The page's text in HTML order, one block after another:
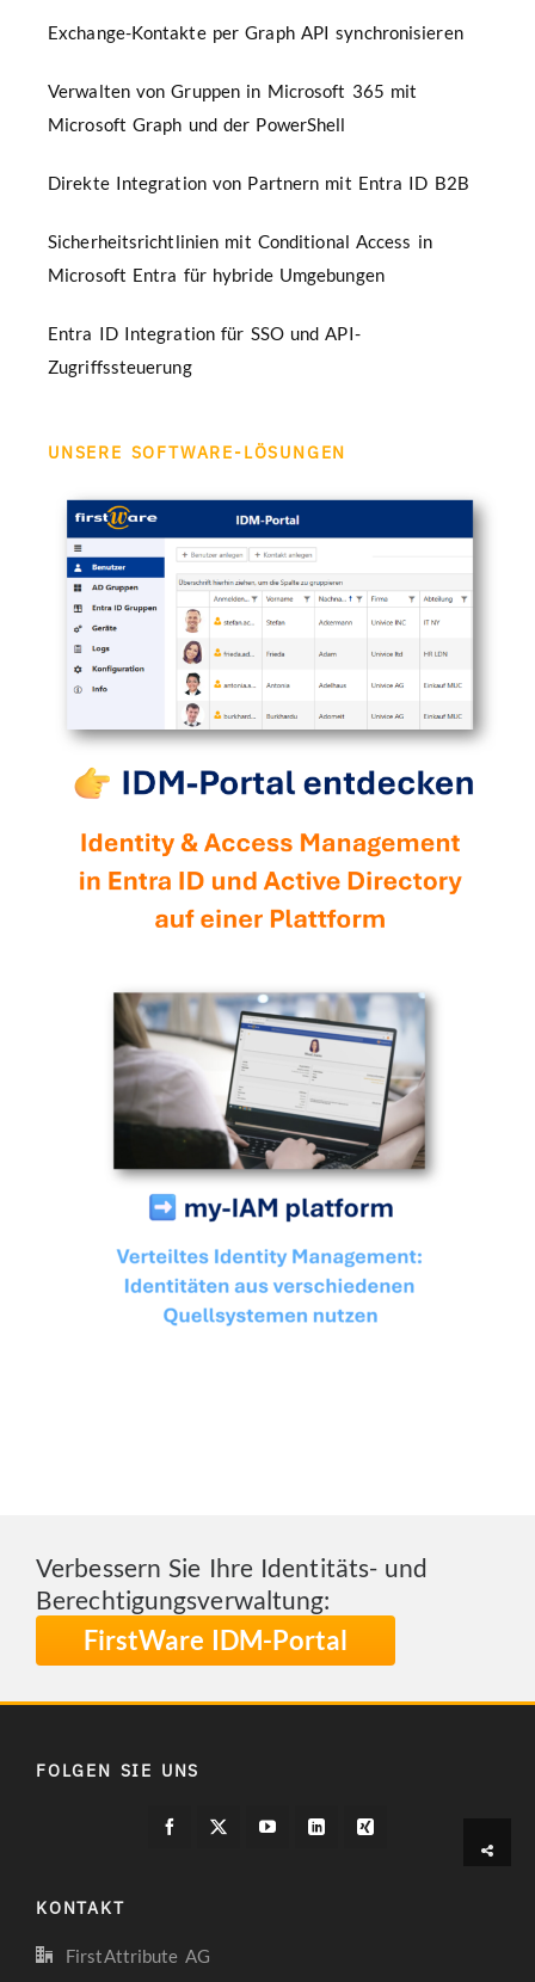
Exchange-Kontakte per Graph API synchronisieren
Verwalten von Gruppen in Microsoft 365 mit
Microsoft Graph und der PowerShell
Direkte Integration von Partnern mit Entra ID B2B
Sicherheitsrichtlinien mit Conditional Access in
Microsoft Entra für hybride Umgebungen
Entra ID Integration für SSO und API-
Zugriffssteuerung
UNSERE SOFTWARE-LÖSUNGEN
Verbessern Sie Ihre Identitäts- und
Berechtigungsverwaltung:
FirstWare IDM-Portal
FOLGEN SIE UNS
KONTAKT
FirstAttribute AG